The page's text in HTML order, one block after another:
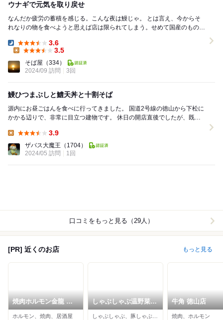
ウナギで元気を取り戻せ
なんだか疲労の蓄積を感じる。こんな夜は鰻じゃ。 とは言え、今からそ
れなりの物を食べようと思えば店は限られてしまう。せめて国産のものが
Dinner:
3.6
3.5
そば屋 （334）
2024/09 訪問
3回
鰻ひつまぶしと鱧天丼と十割そば
源内にお昼ごはんを食べに行ってきました。 国道2号線の徳山から下松に
かかる辺りで、非常に目立つ建物です。 休日の開店直後でしたが、既に
3.9
ザバス大魔王 （1704）
2024/05 訪問
1回
口コミをもっと見る（29人）
[PR] 近くのお店 もっと見る
焼肉ホルモン金龍 本
店
ホルモン、焼肉、居酒屋
しゃぶしゃぶ温野菜
下松店
牛角 徳山店
焼肉、ホルモン